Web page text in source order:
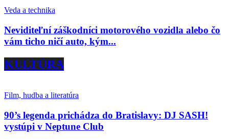
Veda a technika
Neviditeľní záškodníci motorového vozidla alebo čo
vám ticho ničí auto, kým...
KULTÚRA
Film, hudba a literatúra
90’s legenda prichádza do Bratislavy: DJ SASH!
vystúpi v Neptune Club